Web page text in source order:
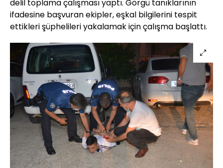
delil toplama çalışması yaptı. Görgü tanıklarının
ifadesine başvuran ekipler, eşkal bilgilerini tespit
ettikleri şüphelileri yakalamak için çalışma başlattı.